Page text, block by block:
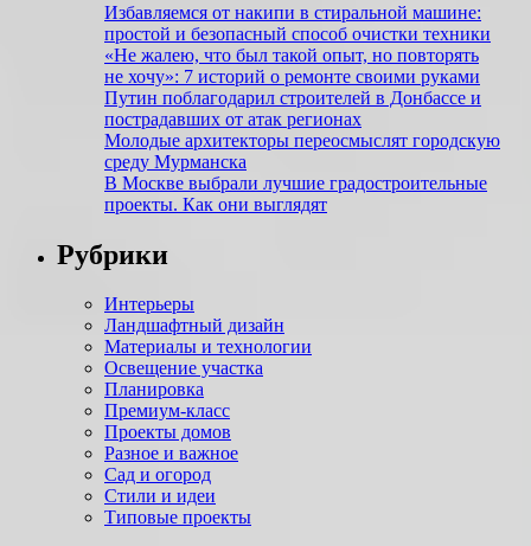
Избавляемся от накипи в стиральной машине:
простой и безопасный способ очистки техники
«Не жалею, что был такой опыт, но повто­рять
не хочу»: 7 историй о ремонте своими руками
Путин поблагодарил строителей в Донбассе и
пострадавших от атак регионах
Молодые архитекторы переосмыслят городскую
среду Мурманска
В Москве выбрали лучшие градостроительные
проекты. Как они выглядят
Рубрики
Интерьеры
Ландшафтный дизайн
Материалы и технологии
Освещение участка
Планировка
Премиум-класс
Проекты домов
Разное и важное
Сад и огород
Стили и идеи
Типовые проекты